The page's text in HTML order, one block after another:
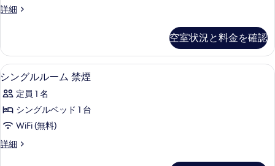
真
示
す
る
ム
煙
の
す
べ
て
の
写
詳細
ト
ル
ー
ム
煙
の
細
空室状況と料金を確認
シ
ン
グ
ル
ー
遮光カーテン、アイロン / アイロン
6
シングルルーム 禁煙
定員 1 名
シングルベッド 1 台
WiFi (無料)
詳細
シ